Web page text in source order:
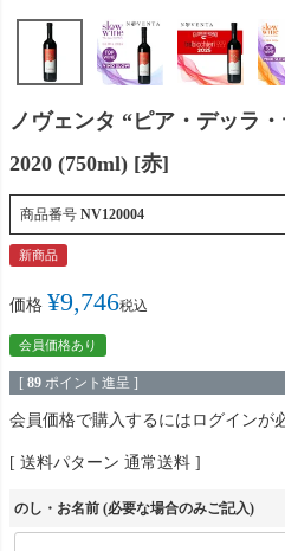
ノヴェンタ “ピア・デッラ
2020 (750ml) [赤]
商品番号 NV120004
新商品
価格 ¥9,746税込
会員価格あり
[ 89 ポイント進呈 ]
会員価格で購入するにはログインが
送料パターン 通常送料
のし・お名前 (必要な場合のみご記入)